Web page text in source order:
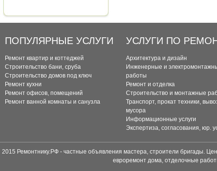
ПОПУЛЯРНЫЕ УСЛУГИ
Ремонт квартир и коттеджей
Строительство бани, сруба
Строительство домов под ключ
Ремонт кухни
Ремонт офисов, помещений
Ремонт ванной комнаты и санузла
УСЛУГИ ПО
Архитектура и дизайн
Инженерные и
работы
Ремонт и отделка
Строительство и монтажные
Транспорт, прокат техники,
мусора
Информационные услуги
Экспертиза, согласования, юр.
2015 Ремонтнику.РФ - частные объявления мастера, строители бригады.
евроремонт дома, отделочные